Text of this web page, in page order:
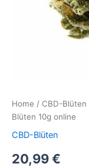
Home / CBD-Blüten
Blüten 10g online
CBD-Blüten
20,99€